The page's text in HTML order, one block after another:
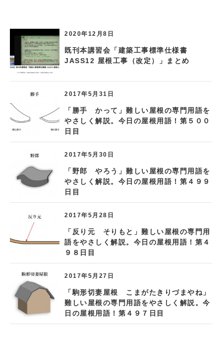
2020年12月8日
既刊本講習会「建築工事標準仕様書
JASS12 屋根工事（改定）」まとめ
2017年5月31日
「勝手 かって」難しい屋根の専門用語を
やさしく解説。今日の屋根用語！第５００
日目
2017年5月30日
「野郎 やろう」難しい屋根の専門用語を
やさしく解説。今日の屋根用語！第４９９
日目
2017年5月28日
「反り元 そりもと」難しい屋根の専門用
語をやさしく解説。今日の屋根用語！第４
９８日目
2017年5月27日
「駒形切妻屋根 こまがたきりづまやね」
難しい屋根の専門用語をやさしく解説。今
日の屋根用語！第４９７日目